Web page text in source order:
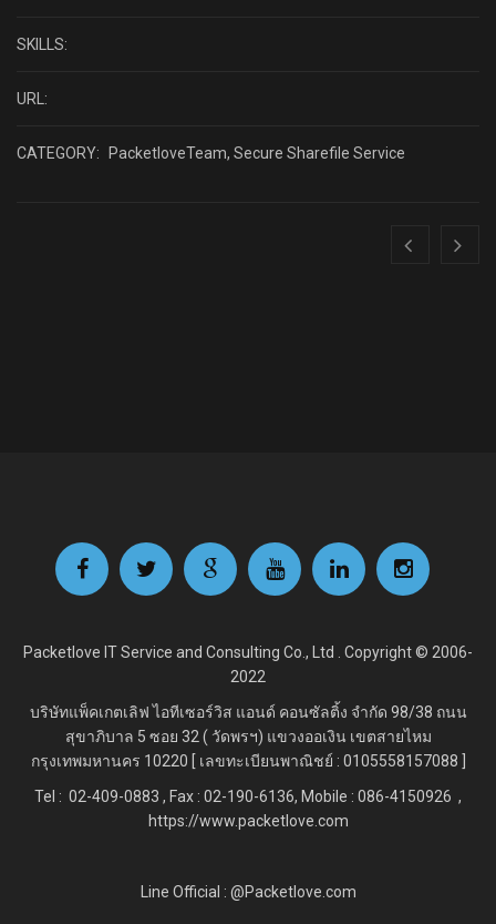
SKILLS:
URL:
CATEGORY: PacketloveTeam, Secure Sharefile Service
Packetlove IT Service and Consulting Co., Ltd . Copyright © 2006-
2022
บริษัทแพ็คเกตเลิฟ ไอทีเซอร์วิส แอนด์ คอนซัลติ้ง จำกัด 98/38 ถนน
สุขาภิบาล 5 ซอย 32 ( วัดพรฯ) แขวงออเงิน เขตสายไหม
กรุงเทพมหานคร 10220 [ เลขทะเบียนพาณิชย์ : 0105558157088 ]
Tel : 02-409-0883 , Fax : 02-190-6136, Mobile : 086-4150926 ,
https://www.packetlove.com
Line Official : @Packetlove.com